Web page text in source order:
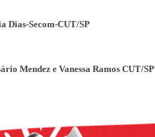
Dias-Secom-CUT/SP
Mendez e Vanessa Ramos CUT/SP